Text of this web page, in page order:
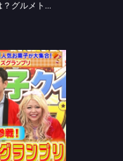
【8/5 前半】銀だこの人気メニューは？グルメトレイン
【8/3 前半】人気お菓子続々！お菓子クイズ王者丸山に山中崇らが挑む